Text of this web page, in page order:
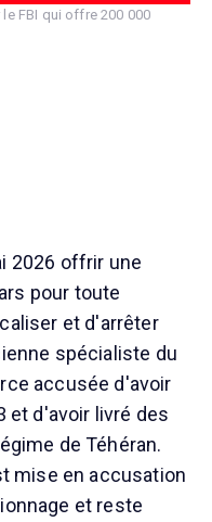
FBI qui offre 200 000
2026 offrir une
pour toute
et d'arrêter
spécialiste du
accusée d'avoir
et d'avoir livré des
de Téhéran.
mise en accusation
et reste